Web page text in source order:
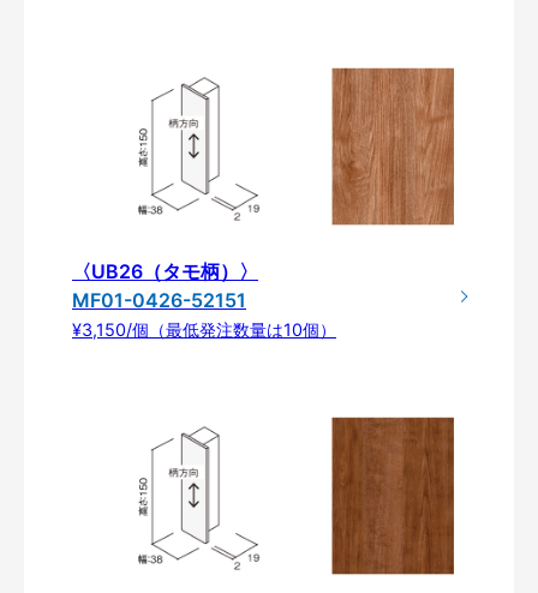
〈UB26（タモ柄）〉
MF01-0426-52151
¥3,150/個（最低発注数量は10個）